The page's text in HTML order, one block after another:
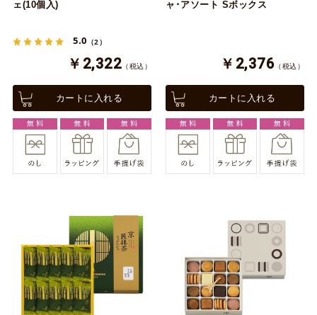
ェ(10個入)
5.0 （2）
￥2,322 （税込）
カートに入れる
ャ･アソート Sボックス
￥2,376 （税込）
カートに入れる